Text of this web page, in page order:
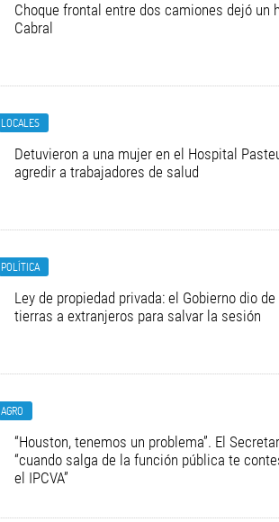
Choque frontal entre dos camiones dejó un
Cabral
LOCALES
Detuvieron a una mujer en el Hospital
agredir a trabajadores de salud
POLÍTICA
Ley de propiedad privada: el Gobierno dio
tierras a extranjeros para salvar la sesión
AGRO
“Houston, tenemos un problema”. El
“cuando salga de la función pública te
el IPCVA”